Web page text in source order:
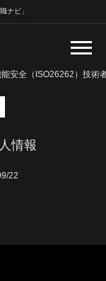
ナビ」
能安全（ISO26262）技術
情報
22